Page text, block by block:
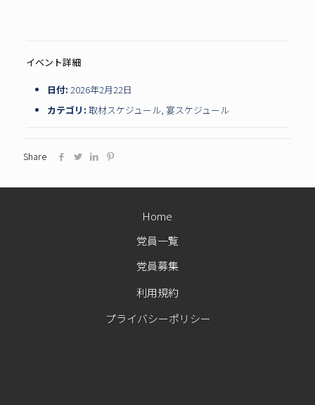
イベント詳細
日付: 2026年2月22日
カテゴリ: 取材スケジュール, 宴スケジュール
Share
党員一覧
党員募集
利用規約
Home
プライバシーポリシー